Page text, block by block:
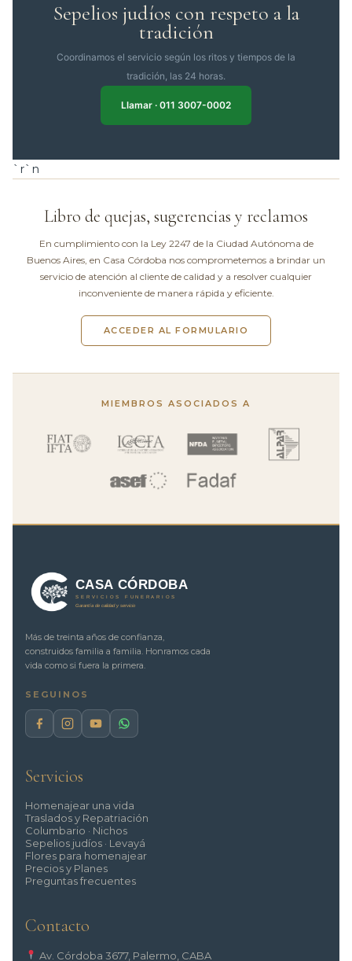
Sepelios judíos con respeto a la
tradición
Coordinamos el servicio según los ritos y tiempos de la
tradición, las 24 horas.
Llamar · 011 3007-0002
`r`n
Libro de quejas, sugerencias y reclamos
En cumplimiento con la Ley 2247 de la Ciudad Autónoma de
Buenos Aires, en Casa Córdoba nos comprometemos a brindar un
servicio de atención al cliente de calidad y a resolver cualquier
inconveniente de manera rápida y eficiente.
ACCEDER AL FORMULARIO
MIEMBROS ASOCIADOS A
Más de treinta años de confianza,
construidos familia a familia. Honramos cada
vida como si fuera la primera.
SEGUINOS
Servicios
Homenajear una vida
Traslados y Repatriación
Columbario · Nichos
Sepelios judíos · Levayá
Flores para homenajear
Precios y Planes
Preguntas frecuentes
Contacto
Av. Córdoba 3677, Palermo, CABA